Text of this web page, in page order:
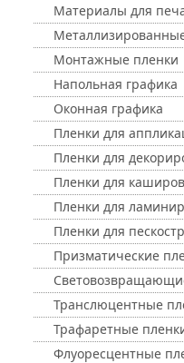
Материалы для
Монтажные пленки
Напольная графика
Оконная графика
Пленки для
Пленки для
Пленки для
Пленки для
Пленки для
Призматические
Транслюцентные
Трафаретные
Флуоресцентные